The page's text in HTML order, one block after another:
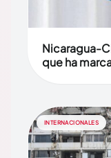
Nicaragua-
que ha
INTERNACIONALES